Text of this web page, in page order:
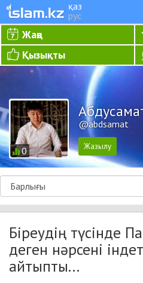
қаз
рус
Жаңа
Қызықты
0
@abdsamat
Біреудің түсінде
деген нәрсені
айтыпты...